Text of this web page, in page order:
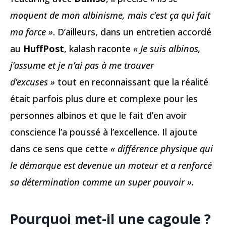
moquent de mon albinisme, mais c’est ça qui fait
ma force ». D’ailleurs, dans un entretien accordé
au HuffPost, kalash raconte « Je suis albinos,
j’assume et je n’ai pas à me trouver
d’excuses » tout en reconnaissant que la réalité
était parfois plus dure et complexe pour les
personnes albinos et que le fait d’en avoir
conscience l’a poussé à l’excellence. Il ajoute
dans ce sens que cette « différence physique qui
le démarque est devenue un moteur et a renforcé
sa détermination comme un super pouvoir ».
Pourquoi met-il une cagoule ?